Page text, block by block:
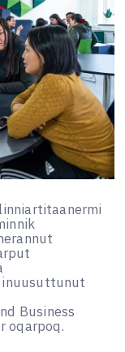
inuusuttunut
Business
oqarpoq.